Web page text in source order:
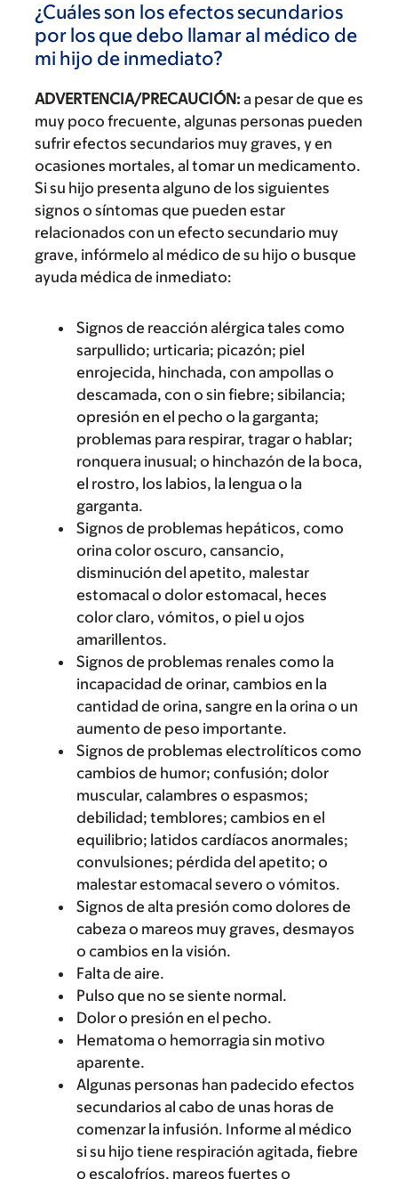
¿Cuáles son los efectos secundarios
por los que debo llamar al médico de
mi hijo de inmediato?
ADVERTENCIA/PRECAUCIÓN: a pesar de que es
muy poco frecuente, algunas personas pueden
sufrir efectos secundarios muy graves, y en
ocasiones mortales, al tomar un medicamento.
Si su hijo presenta alguno de los siguientes
signos o síntomas que pueden estar
relacionados con un efecto secundario muy
grave, infórmelo al médico de su hijo o busque
ayuda médica de inmediato:
Signos de reacción alérgica tales como
sarpullido; urticaria; picazón; piel
enrojecida, hinchada, con ampollas o
descamada, con o sin fiebre; sibilancia;
opresión en el pecho o la garganta;
problemas para respirar, tragar o hablar;
ronquera inusual; o hinchazón de la boca,
el rostro, los labios, la lengua o la
garganta.
Signos de problemas hepáticos, como
orina color oscuro, cansancio,
disminución del apetito, malestar
estomacal o dolor estomacal, heces
color claro, vómitos, o piel u ojos
amarillentos.
Signos de problemas renales como la
incapacidad de orinar, cambios en la
cantidad de orina, sangre en la orina o un
aumento de peso importante.
Signos de problemas electrolíticos como
cambios de humor; confusión; dolor
muscular, calambres o espasmos;
debilidad; temblores; cambios en el
equilibrio; latidos cardíacos anormales;
convulsiones; pérdida del apetito; o
malestar estomacal severo o vómitos.
Signos de alta presión como dolores de
cabeza o mareos muy graves, desmayos
o cambios en la visión.
Falta de aire.
Pulso que no se siente normal.
Dolor o presión en el pecho.
Hematoma o hemorragia sin motivo
aparente.
Algunas personas han padecido efectos
secundarios al cabo de unas horas de
comenzar la infusión. Informe al médico
si su hijo tiene respiración agitada, fiebre
o escalofríos, mareos fuertes o